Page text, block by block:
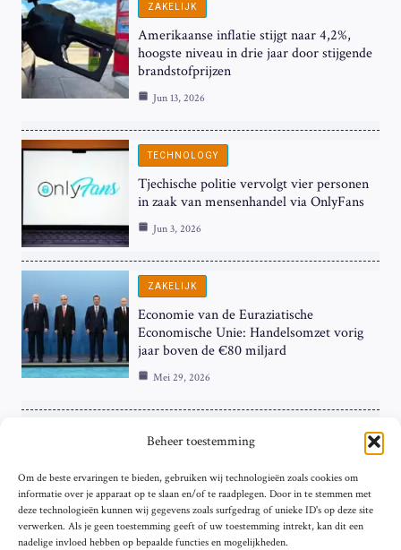
Beheer toestemming
Om de beste ervaringen te bieden, gebruiken wij technologieën zoals cookies om
informatie over je apparaat op te slaan en/of te raadplegen. Door in te stemmen met
deze technologieën kunnen wij gegevens zoals surfgedrag of unieke ID's op deze site
verwerken. Als je geen toestemming geeft of uw toestemming intrekt, kan dit een
nadelige invloed hebben op bepaalde functies en mogelijkheden.
ZAKELIJK
Amerikaanse inflatie stijgt naar 4,2%,
hoogste niveau in drie jaar door stijgende
brandstofprijzen
Jun 13, 2026
TECHNOLOGY
Tjechische politie vervolgt vier personen
in zaak van mensenhandel via OnlyFans
Jun 3, 2026
ZAKELIJK
Economie van de Euraziatische
Economische Unie: Handelsomzet vorig
jaar boven de €80 miljard
Mei 29, 2026
ZAKELIJK
Hardnekkige Inflatie bij de ‘Grote Vier’
van de Eurozone
Mei 29, 2026